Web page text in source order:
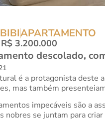
APARTAMENTO
R$ 3.200.000
descolado,
é a protagonista deste
mas também
impecáveis são a
nobres se juntam para